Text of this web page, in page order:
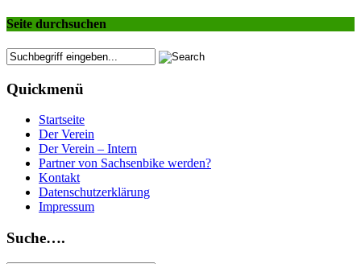
Seite durchsuchen
Quickmenü
Startseite
Der Verein
Der Verein – Intern
Partner von Sachsenbike werden?
Kontakt
Datenschutzerklärung
Impressum
Suche….